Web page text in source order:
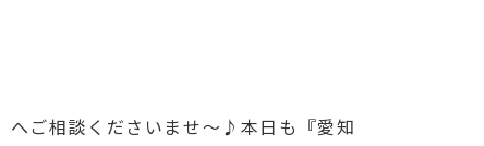
ご相談くださいませ～♪本日も『愛知